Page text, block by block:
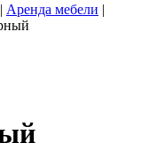
| Аренда мебели |